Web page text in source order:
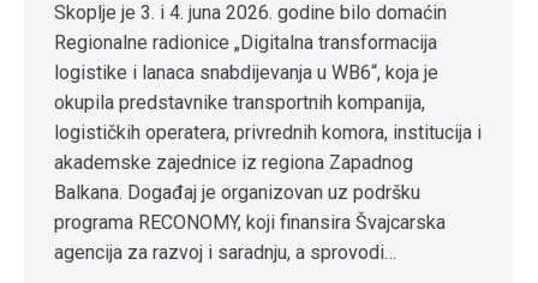
Skoplje je 3. i 4. juna 2026. godine bilo domaćin
Regionalne radionice „Digitalna transformacija
logistike i lanaca snabdijevanja u WB6“, koja je
okupila predstavnike transportnih kompanija,
logističkih operatera, privrednih komora, institucija i
akademske zajednice iz regiona Zapadnog
Balkana. Događaj je organizovan uz podršku
programa RECONOMY, koji finansira Švajcarska
agencija za razvoj i saradnju, a sprovodi…